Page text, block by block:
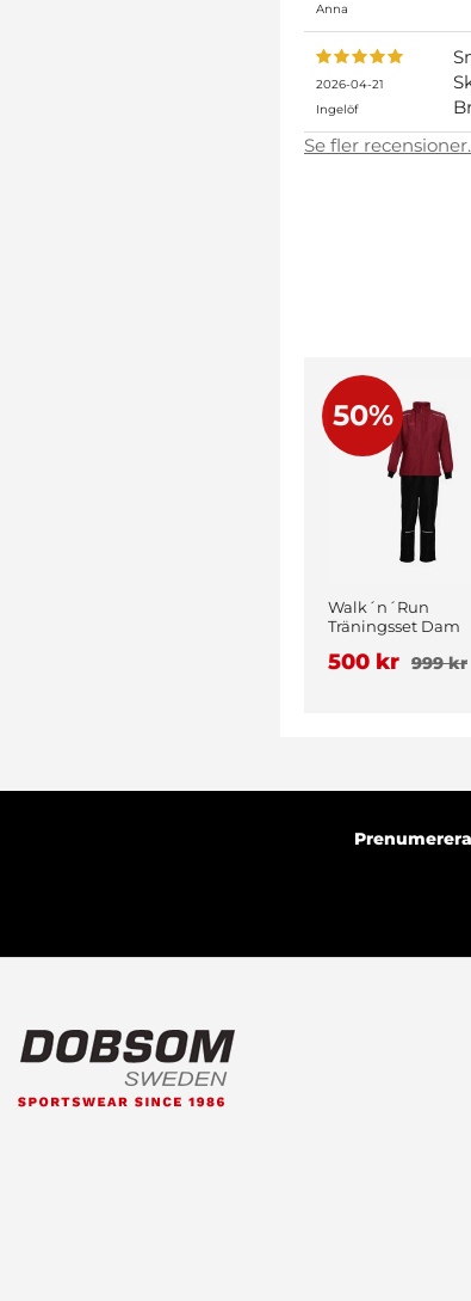
Anna
2026-04-21
Ingelöf
Se fler
50%
Walk´n´Run
Träningsset Dam
500 kr 999 kr